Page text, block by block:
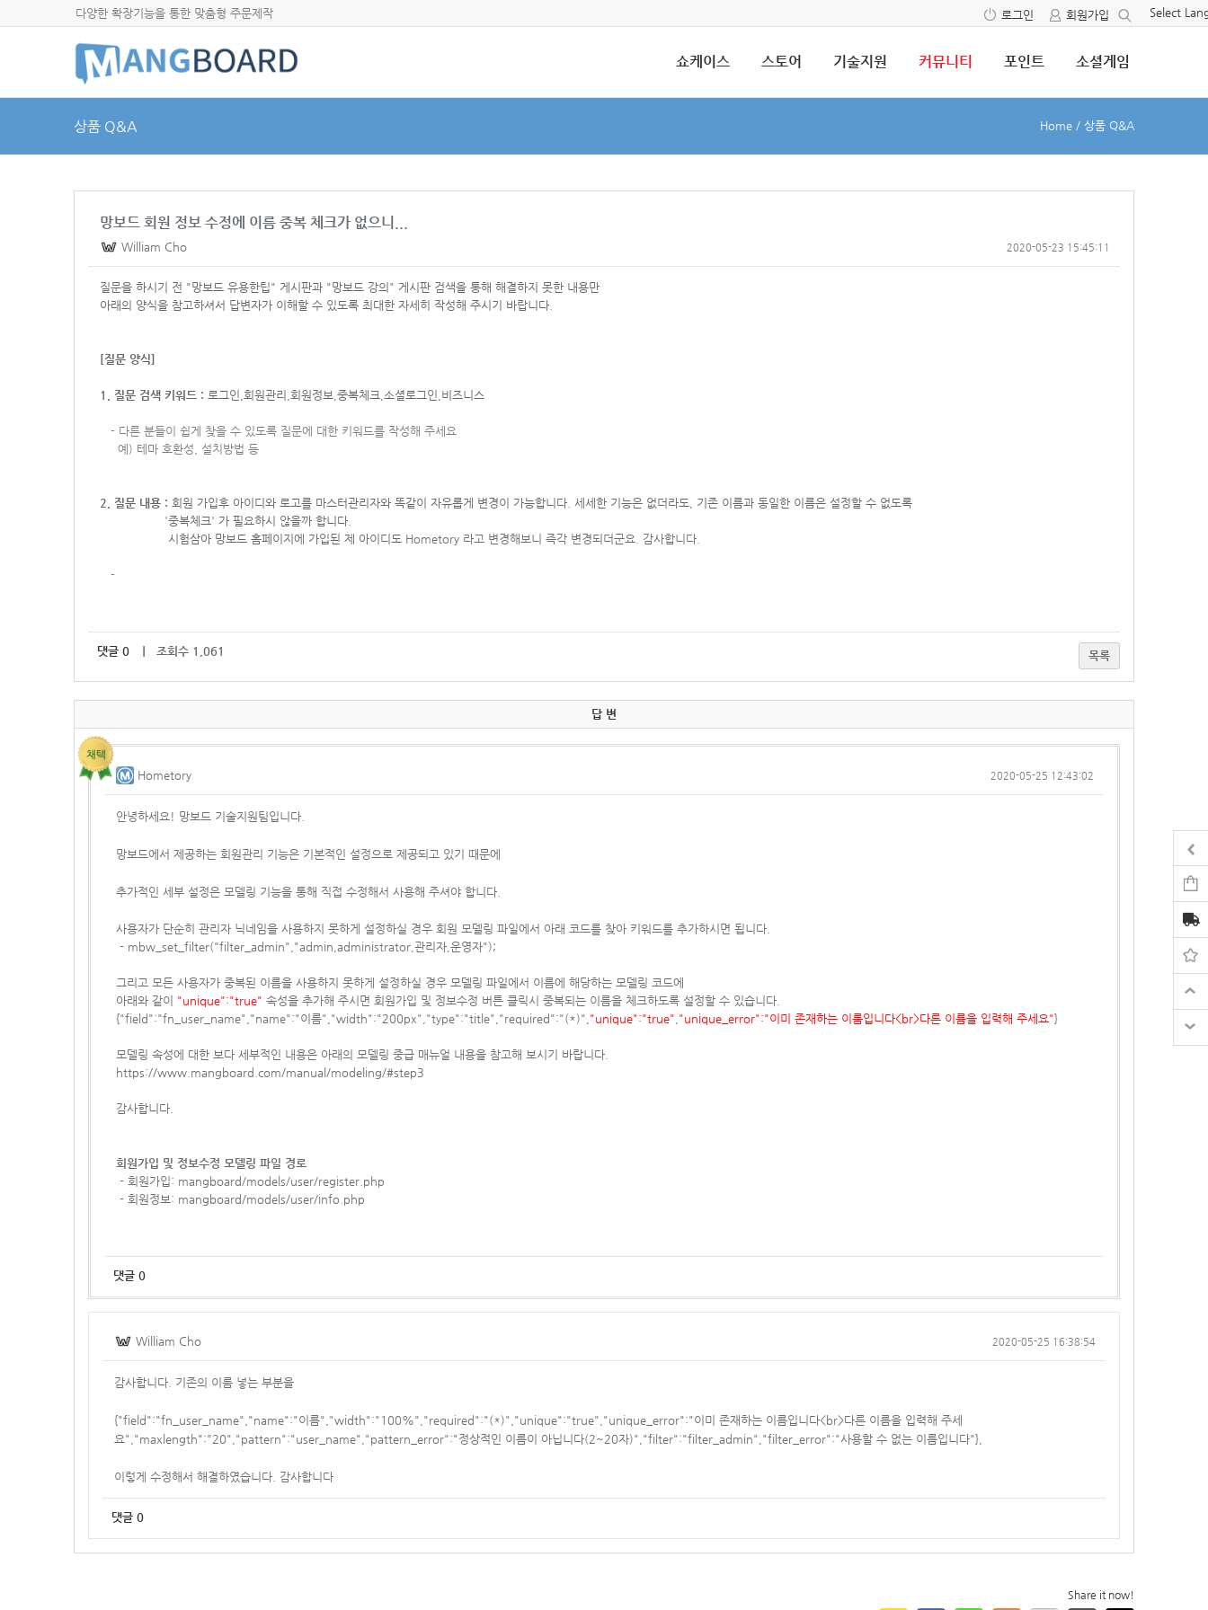
다양한 확장기능을 통한 맞춤형 주문제작 Select
로그인 회원가입
쇼케이스 스토어 기술지원 커뮤니티 포인트 소셜게임
상품 Q&A Home / 상품 Q&A
망보드 회원 정보 수정에 이름 중복 체크가 없으니...
William Cho 2020-05-23 15:45:11
질문을 하시기 전 "망보드 유용한팁" 게시판과 "망보드 강의" 게시판 검색을 통해 해결하지 못한 내용만
아래의 양식을 참고하셔서 답변자가 이해할 수 있도록 최대한 자세히 작성해 주시기 바랍니다.
[질문 양식]
1. 질문 검색 키워드 : 로그인,회원관리,회원정보,중복체크,소셜로그인,비즈니스
- 다른 분들이 쉽게 찾을 수 있도록 질문에 대한 키워드를 작성해 주세요
예) 테마 호환성, 설치방법 등
2. 질문 내용 : 회원 가입후 아이디와 로고를 마스터관리자와 똑같이 자유롭게 변경이 가능합니다. 세세한 기능은 없더라도, 기존 이름과 동일한 이름은 설정할 수 없도록
'중복체크' 가 필요하시 않을까 합니다.
시험삼아 망보드 홈페이지에 가입된 제 아이디도 Hometory 라고 변경해보니 즉각 변경되더군요. 감사합니다.
-
댓글 0 ｜ 조회수 1,061 목록
답 변
Hometory 2020-05-25 12:43:02
안녕하세요! 망보드 기술지원팀입니다.
망보드에서 제공하는 회원관리 기능은 기본적인 설정으로 제공되고 있기 때문에
추가적인 세부 설정은 모델링 기능을 통해 직접 수정해서 사용해 주셔야 합니다.
사용자가 단순히 관리자 닉네임을 사용하지 못하게 설정하실 경우 회원 모델링 파일에서 아래 코드를 찾아 키워드를 추가하시면 됩니다.
- mbw_set_filter("filter_admin","admin,administrator,관리자,운영자");
그리고 모든 사용자가 중복된 이름을 사용하지 못하게 설정하실 경우 모델링 파일에서 이름에 해당하는 모델링 코드에
아래와 같이 "unique":"true" 속성을 추가해 주시면 회원가입 및 정보수정 버튼 클릭시 중복되는 이름을 체크하도록 설정할 수 있습니다.
{"field":"fn_user_name","name":"이름","width":"200px","type":"title","required":"(*)", "unique":"true" "unique_error":"이미 존재하는 이름입니다<br>다른 이름을 입력해 주세요"}
모델링 속성에 대한 보다 세부적인 내용은 아래의 모델링 중급 매뉴얼 내용을 참고해 보시기 바랍니다.
https://www.mangboard.com/manual/modeling/#step3
감사합니다.
회원가입 및 정보수정 모델링 파일 경로
- 회원가입: mangboard/models/user/register.php
- 회원정보: mangboard/models/user/info.php
댓글 0
William Cho 2020-05-25 16:38:54
감사합니다. 기존의 이름 넣는 부분을
{"field":"fn_user_name","name":"이름","width":"100%","required":"(*)","unique":"true","unique_error":"이미 존재하는 이름입니다<br>다른 이름을 입력해 주세
요","maxlength":"20","pattern":"user_name","pattern_error":"정상적인 이름이 아닙니다(2~20자)","filter":"filter_admin","filter_error":"사용할 수 없는 이름입니다"},
이렇게 수정해서 해결하였습니다. 감사합니다
댓글 0
Share it now!